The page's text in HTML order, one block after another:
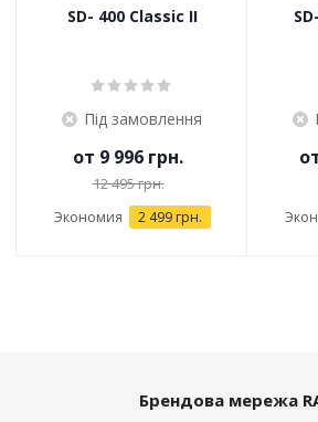
SD- 400 Classic II
Під замовлення
от 9 996 грн.
12 495 грн.
Экономия 2 499 грн.
Брендова мережа